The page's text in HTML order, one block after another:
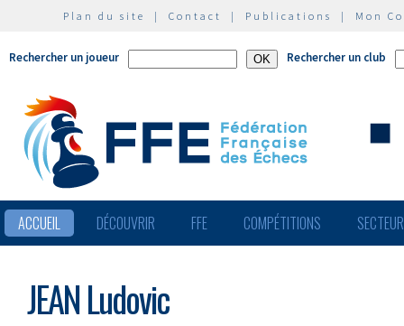
Plan du site | Contact | Publications | Mon
Rechercher un joueur Rechercher un club
ACCUEIL DÉCOUVRIR FFE COMPÉTITIONS
JEAN Ludovic